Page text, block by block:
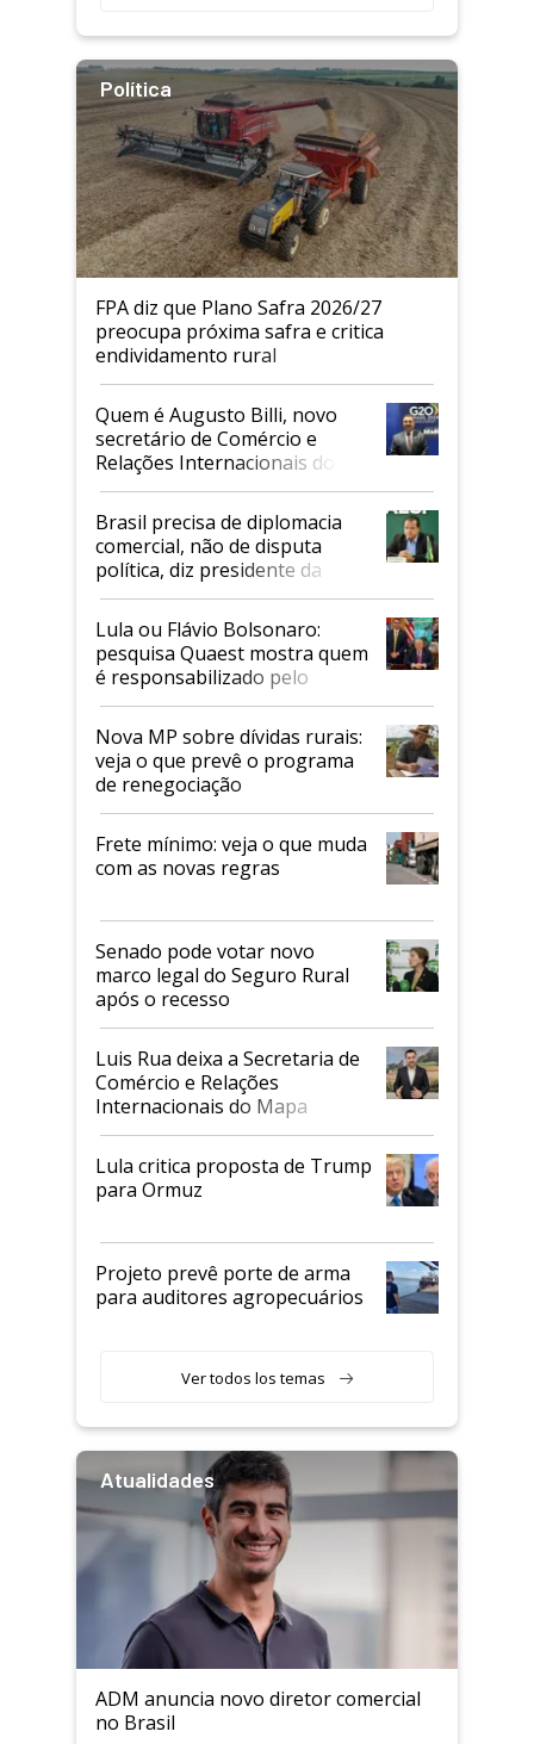
Política
FPA diz que Plano Safra 2026/27
preocupa próxima safra e critica
endividamento rural
Quem é Augusto Billi, novo
secretário de Comércio e
Relações Internacionais do
Mapa
Brasil precisa de diplomacia
comercial, não de disputa
política, diz presidente da
Faesp
Lula ou Flávio Bolsonaro:
pesquisa Quaest mostra quem
é responsabilizado pelo
tarifaço dos EUA
Nova MP sobre dívidas rurais:
veja o que prevê o programa
de renegociação
Frete mínimo: veja o que muda
com as novas regras
Senado pode votar novo
marco legal do Seguro Rural
após o recesso
Luis Rua deixa a Secretaria de
Comércio e Relações
Internacionais do Mapa
Lula critica proposta de Trump
para Ormuz
Projeto prevê porte de arma
para auditores agropecuários
Ver todos los temas
Atualidades
ADM anuncia novo diretor comercial
no Brasil